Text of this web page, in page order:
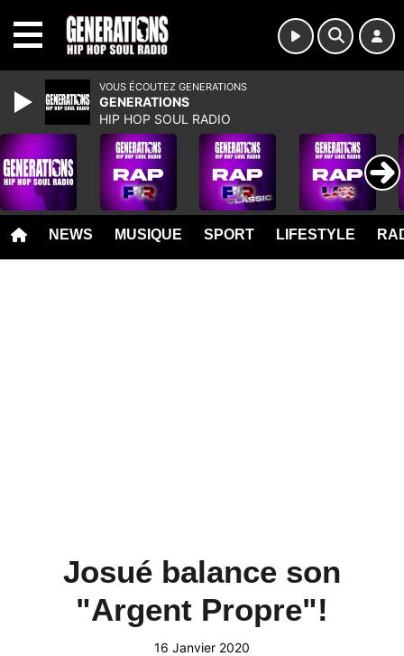
NEWS MUSIQUE SPORT LIFESTYLE
Josué balance son
"Argent Propre"!
16 Janvier 2020
VOUS ÉCOUTEZ GENERATIONS
GENERATIONS
HIP HOP SOUL RADIO